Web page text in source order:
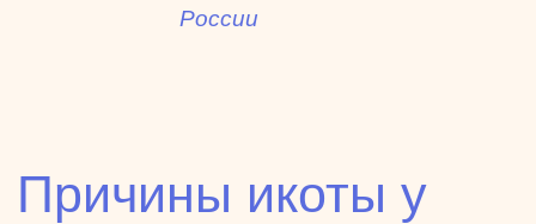
России
Причины икоты у